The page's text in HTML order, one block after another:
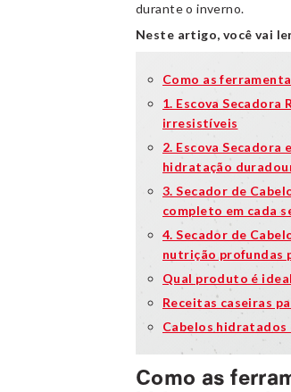
durante o inverno.
Neste artigo, você vai
Como as
1. Escova
irresistíveis
2. Escova
hidratação
3. Secador de
completo em cada
4. Secador de
nutrição profundas
Qual produto é
Receitas caseiras
Cabelos
Como as